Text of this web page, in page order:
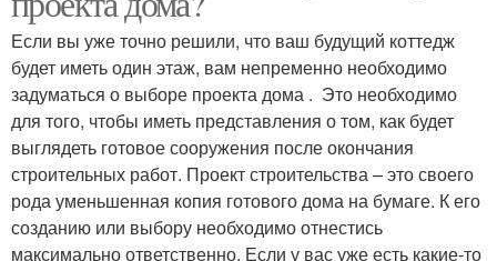
Если вы уже точно решили, что ваш будущий коттедж
будет иметь один этаж, вам непременно необходимо
задуматься о выборе проекта дома . Это необходимо
для того, чтобы иметь представления о том, как будет
выглядеть готовое сооружения после окончания
строительных работ. Проект строительства – это своего
рода уменьшенная копия готового дома на бумаге. К его
созданию или выбору необходимо отнестись
максимально ответственно. Если у вас уже есть какие-то